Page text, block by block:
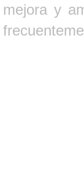
mejora y